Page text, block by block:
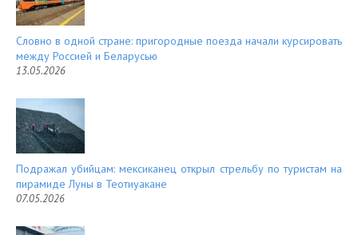
Словно в одной стране: пригородные поезда начали курсировать
между Россией и Беларусью
13.05.2026
Подражал убийцам: мексиканец открыл стрельбу по туристам на
пирамиде Луны в Теотиуакане
07.05.2026